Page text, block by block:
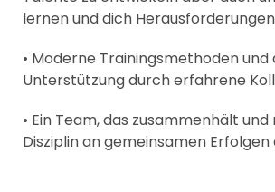
lernen und dich
• Moderne Trainingsmethoden und
Unterstützung durch erfahrene
• Ein Team, das zusammenhält
Disziplin an gemeinsamen